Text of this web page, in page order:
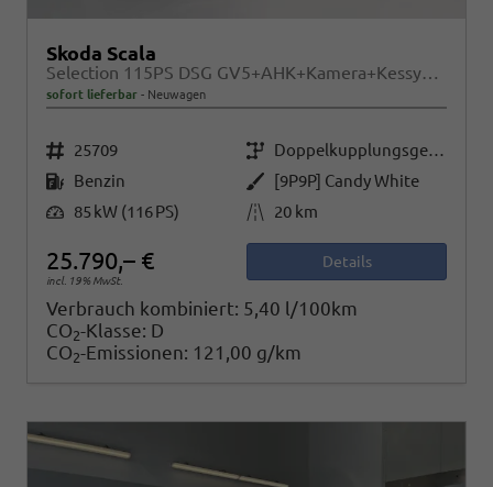
Skoda Scala
Selection 115PS DSG GV5+AHK+Kamera+Kessy+PDC+Sitzheiz+Alu16+Climatronic
sofort lieferbar Neuwagen
Fahrzeugnr. 25709 Getriebe
Doppelkupplungsgetriebe (DSG)
Kraftstoff Benzin Außenfarbe
[9P9P] Candy White
Leistung 85 kW (116 PS) Kilometerstand 20 km
25.790,– €
incl. 19% MwSt.
Details
Verbrauch kombiniert: 5,40 l/100km
CO2-Klasse: D
CO2-Emissionen: 121,00 g/km